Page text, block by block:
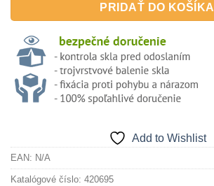
PRIDAŤ DO KOŠÍKA
Add to Wishlist
EAN: N/A
Katalógové číslo: 420695